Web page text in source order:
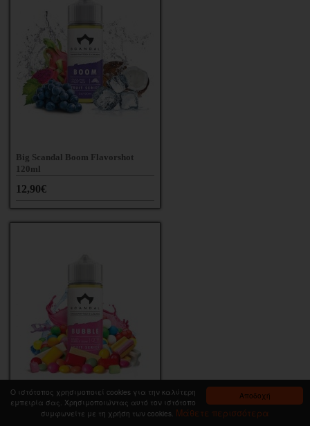
Αποδοχή
Ο ιστότοπος χρησιμοποιεί cookies για την καλύτερη
εμπειρία σας. Χρησιμοποιώντας αυτό τον ιστότοπο
συμφωνείτε με τη χρήση των cookies. Μάθετε περισσότερα
Big Scandal Boom Flavorshot
120ml
12,90€
Big Scandal Bubble 120ml